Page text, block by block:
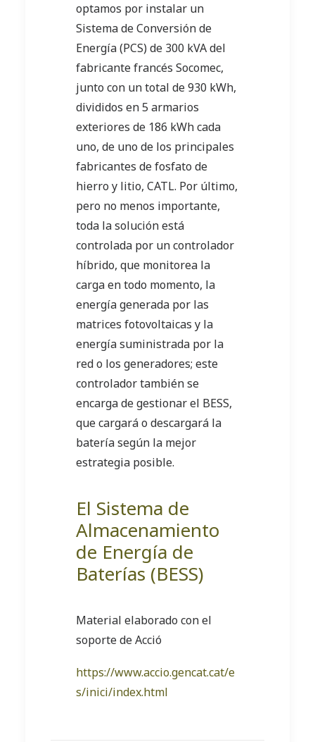
optamos por instalar un
Sistema de Conversión de
Energía (PCS) de 300 kVA del
fabricante francés Socomec,
junto con un total de 930 kWh,
divididos en 5 armarios
exteriores de 186 kWh cada
uno, de uno de los principales
fabricantes de fosfato de
hierro y litio, CATL. Por último,
pero no menos importante,
toda la solución está
controlada por un controlador
híbrido, que monitorea la
carga en todo momento, la
energía generada por las
matrices fotovoltaicas y la
energía suministrada por la
red o los generadores; este
controlador también se
encarga de gestionar el BESS,
que cargará o descargará la
batería según la mejor
estrategia posible.
El Sistema de
Almacenamiento
de Energía de
Baterías (BESS)
Material elaborado con el
soporte de Acció
https://www.accio.gencat.cat/e
s/inici/index.html